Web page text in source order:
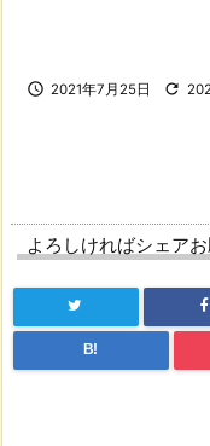
 2021年7月25日 
よろしければシェア
B!